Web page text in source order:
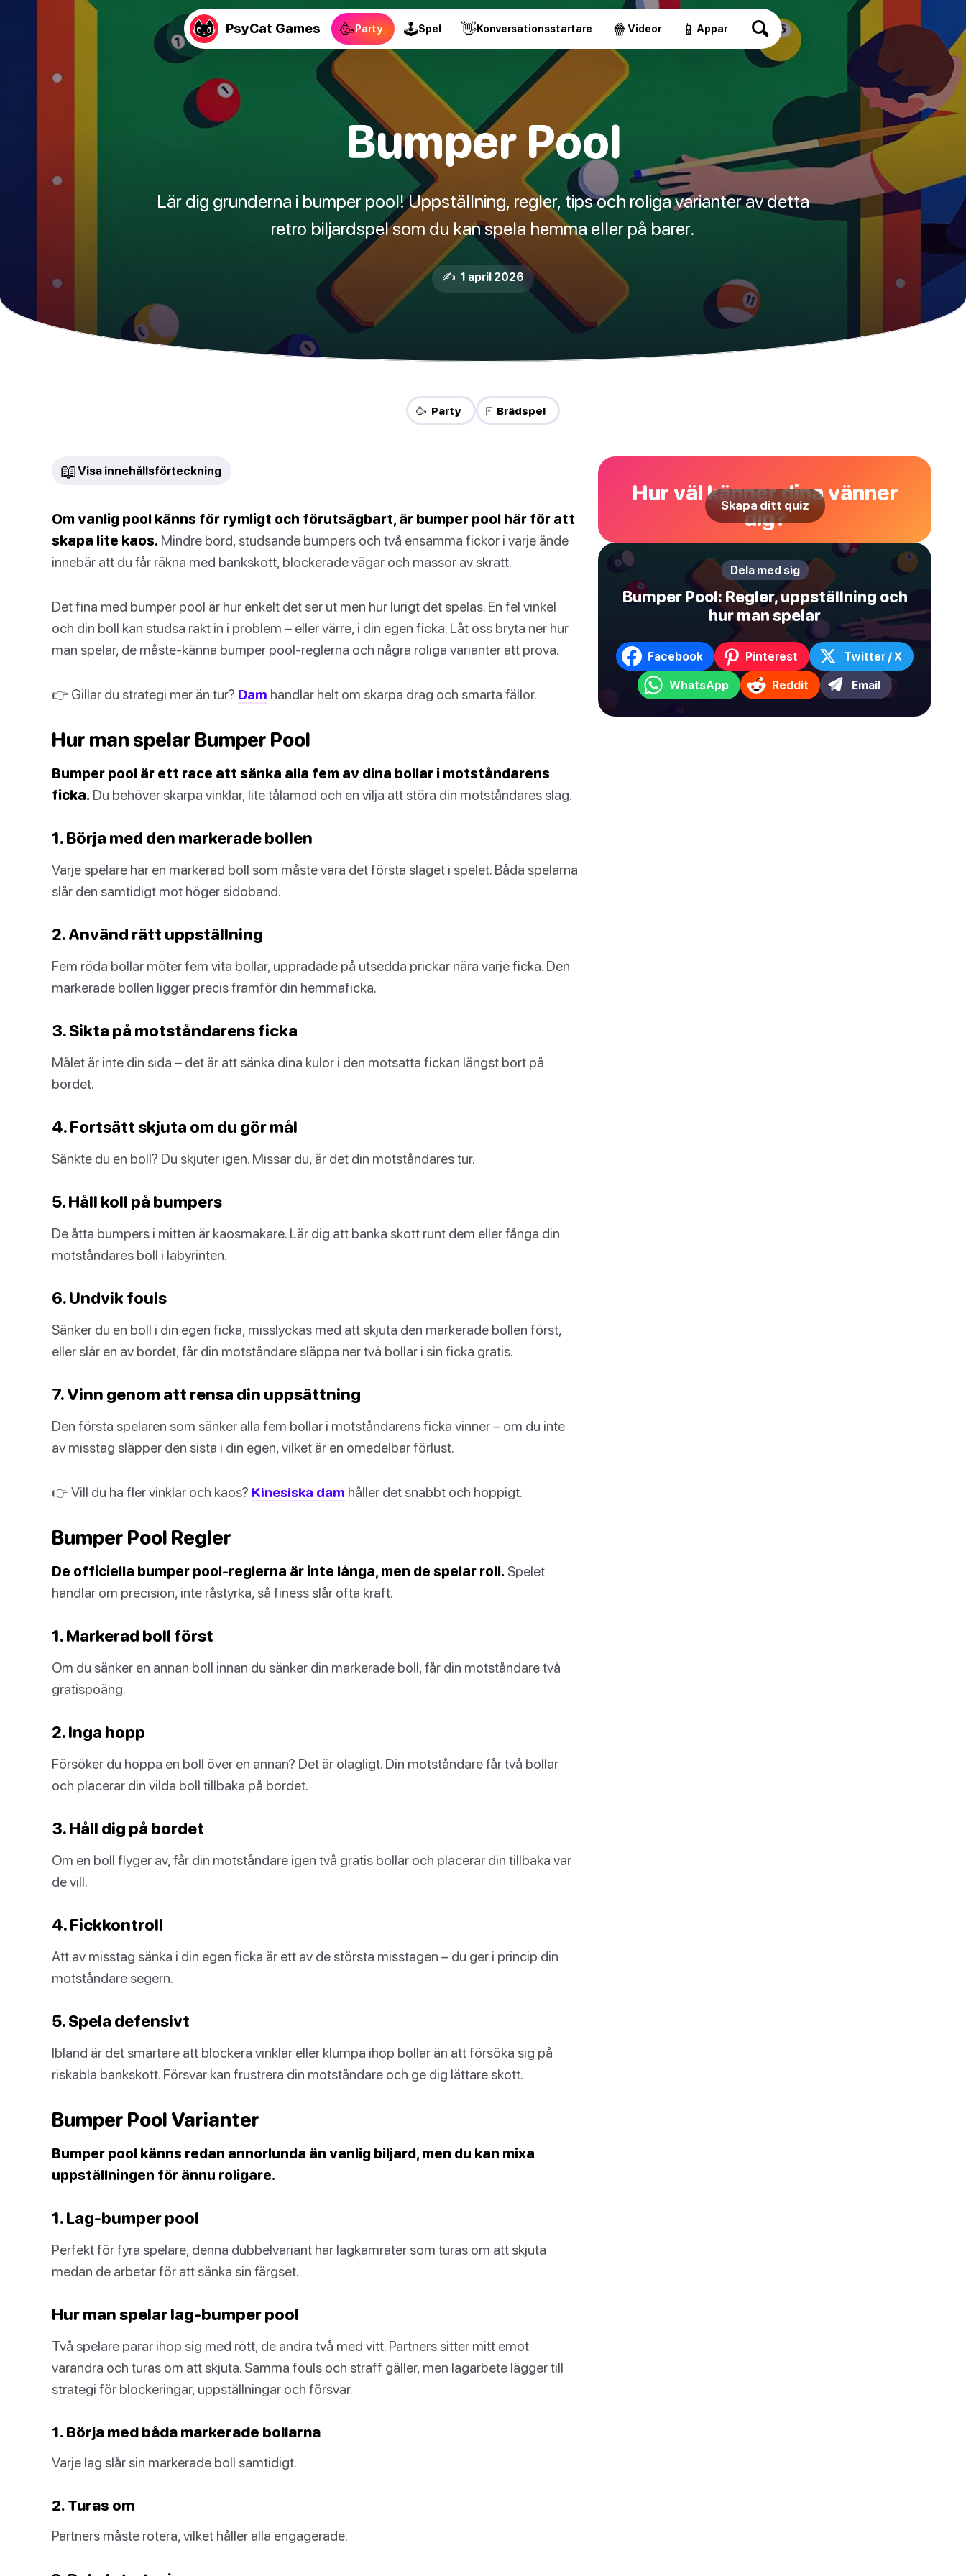
PsyCat Games 🥳Party 🕹Spel 👋Konversationsstartare 🍿 Videor 📱 Appar
Bumper Pool
Lär dig grunderna i bumper pool! Uppställning, regler, tips och roliga varianter av detta
retro biljardspel som du kan spela hemma eller på barer.
✍️ 1 april 2026
🥳 Party 🀄 Brädspel
📖 Visa innehållsförteckning
Om vanlig pool känns för rymligt och förutsägbart, är bumper pool här för att
skapa lite kaos. Mindre bord, studsande bumpers och två ensamma fickor i varje ände
innebär att du får räkna med bankskott, blockerade vägar och massor av skratt.
Det fina med bumper pool är hur enkelt det ser ut men hur lurigt det spelas. En fel vinkel
och din boll kan studsa rakt in i problem – eller värre, i din egen ficka. Låt oss bryta ner hur
man spelar, de måste-känna bumper pool-reglerna och några roliga varianter att prova.
👉 Gillar du strategi mer än tur? Dam handlar helt om skarpa drag och smarta fällor.
Hur man spelar Bumper Pool
Bumper pool är ett race att sänka alla fem av dina bollar i motståndarens
ficka. Du behöver skarpa vinklar, lite tålamod och en vilja att störa din motståndares slag.
1. Börja med den markerade bollen
Varje spelare har en markerad boll som måste vara det första slaget i spelet. Båda spelarna
slår den samtidigt mot höger sidoband.
2. Använd rätt uppställning
Fem röda bollar möter fem vita bollar, uppradade på utsedda prickar nära varje ficka. Den
markerade bollen ligger precis framför din hemmaficka.
3. Sikta på motståndarens ficka
Målet är inte din sida – det är att sänka dina kulor i den motsatta fickan längst bort på
bordet.
4. Fortsätt skjuta om du gör mål
Sänkte du en boll? Du skjuter igen. Missar du, är det din motståndares tur.
5. Håll koll på bumpers
De åtta bumpers i mitten är kaosmakare. Lär dig att banka skott runt dem eller fånga din
motståndares boll i labyrinten.
6. Undvik fouls
Sänker du en boll i din egen ficka, misslyckas med att skjuta den markerade bollen först,
eller slår en av bordet, får din motståndare släppa ner två bollar i sin ficka gratis.
7. Vinn genom att rensa din uppsättning
Den första spelaren som sänker alla fem bollar i motståndarens ficka vinner – om du inte
av misstag släpper den sista i din egen, vilket är en omedelbar förlust.
👉 Vill du ha fler vinklar och kaos? Kinesiska dam håller det snabbt och hoppigt.
Bumper Pool Regler
De officiella bumper pool-reglerna är inte långa, men de spelar roll. Spelet
handlar om precision, inte råstyrka, så finess slår ofta kraft.
1. Markerad boll först
Om du sänker en annan boll innan du sänker din markerade boll, får din motståndare två
gratispoäng.
2. Inga hopp
Försöker du hoppa en boll över en annan? Det är olagligt. Din motståndare får två bollar
och placerar din vilda boll tillbaka på bordet.
3. Håll dig på bordet
Om en boll flyger av, får din motståndare igen två gratis bollar och placerar din tillbaka var
de vill.
4. Fickkontroll
Att av misstag sänka i din egen ficka är ett av de största misstagen – du ger i princip din
motståndare segern.
5. Spela defensivt
Ibland är det smartare att blockera vinklar eller klumpa ihop bollar än att försöka sig på
riskabla bankskott. Försvar kan frustrera din motståndare och ge dig lättare skott.
Bumper Pool Varianter
Bumper pool känns redan annorlunda än vanlig biljard, men du kan mixa
uppställningen för ännu roligare.
1. Lag-bumper pool
Perfekt för fyra spelare, denna dubbelvariant har lagkamrater som turas om att skjuta
medan de arbetar för att sänka sin färgset.
Hur man spelar lag-bumper pool
Två spelare parar ihop sig med rött, de andra två med vitt. Partners sitter mitt emot
varandra och turas om att skjuta. Samma fouls och straff gäller, men lagarbete lägger till
strategi för blockeringar, uppställningar och försvar.
1. Börja med båda markerade bollarna
Varje lag slår sin markerade boll samtidigt.
2. Turas om
Partners måste rotera, vilket håller alla engagerade.
Hur väl känner dina vänner
dig?
Skapa ditt quiz
Dela med sig
Bumper Pool: Regler, uppställning och
hur man spelar
Facebook Pinterest Twitter / X
WhatsApp Reddit Email